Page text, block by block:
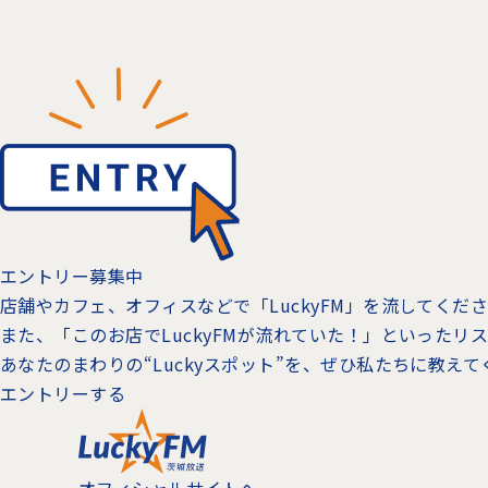
エントリー募集中
店舗やカフェ、オフィスなどで「LuckyFM」を流してくだ
また、「このお店でLuckyFMが流れていた！」といったリ
あなたのまわりの“Luckyスポット”を、ぜひ私たちに教えて
エントリーする